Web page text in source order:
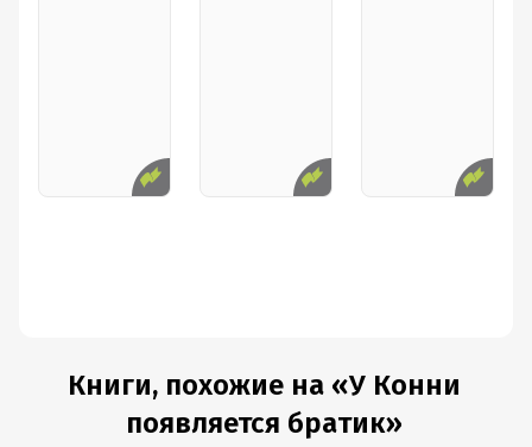
Книги, похожие на «У Конни
появляется братик»